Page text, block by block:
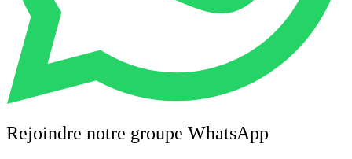
Rejoindre notre groupe WhatsApp